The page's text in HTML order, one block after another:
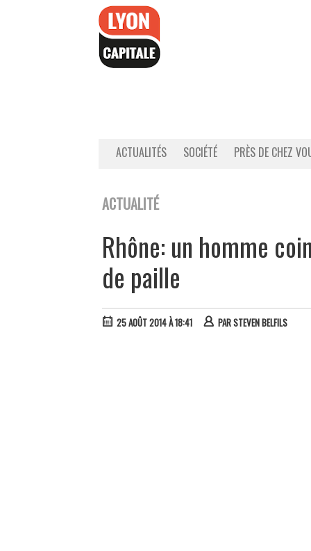
ACTUALITÉS SOCIÉTÉ PRÈS DE CHEZ
ACTUALITÉ
Rhône: un homme
de paille
25 AOÛT 2014 À 18:41 PARSTEVEN BELFILS